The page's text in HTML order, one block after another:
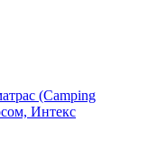
(Camping
Интекс